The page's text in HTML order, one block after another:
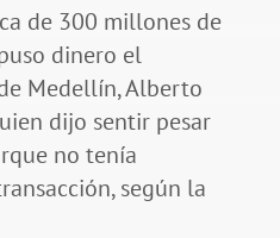
de 300 millones de
dinero el
Medellín, Alberto
dijo sentir pesar
no tenía
según la